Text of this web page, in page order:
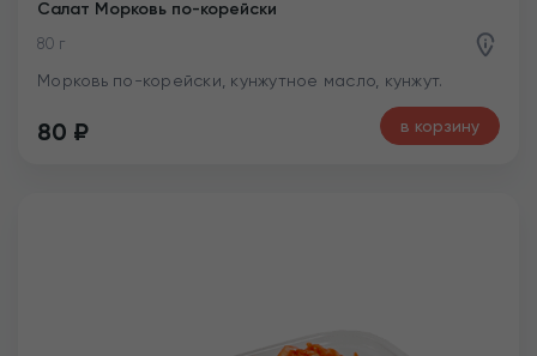
Салат Морковь по-корейски
80 г
Морковь по-корейски, кунжутное масло, кунжут.
80 ₽ в корзину